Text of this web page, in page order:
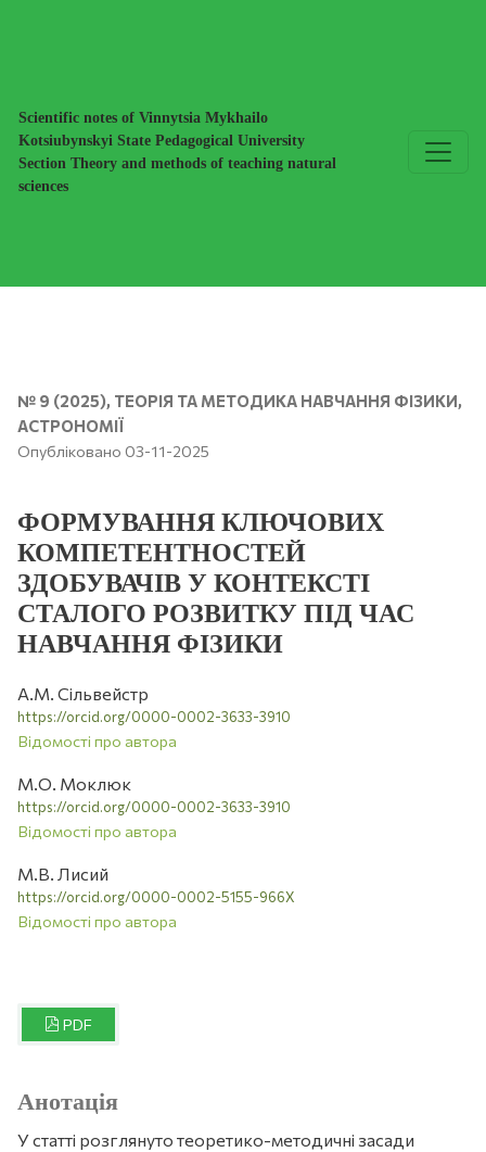
Scientific notes of Vinnytsia Mykhailo
Kotsiubynskyi State Pedagogical University
Section Theory and methods of teaching natural
sciences
№ 9 (2025), ТЕОРІЯ ТА МЕТОДИКА НАВЧАННЯ ФІЗИКИ,
АСТРОНОМІЇ
ФОРМУВАННЯ КЛЮЧОВИХ
КОМПЕТЕНТНОСТЕЙ
ЗДОБУВАЧІВ У КОНТЕКСТІ
СТАЛОГО РОЗВИТКУ ПІД ЧАС
НАВЧАННЯ ФІЗИКИ
Опубліковано 03-11-2025
А.М. Сільвейстр
https://orcid.org/0000-0002-3633-3910
Відомості про автора
М.О. Моклюк
https://orcid.org/0000-0002-3633-3910
Відомості про автора
М.В. Лисий
https://orcid.org/0000-0002-5155-966X
Відомості про автора
PDF
Анотація
У статті розглянуто теоретико-методичні засади